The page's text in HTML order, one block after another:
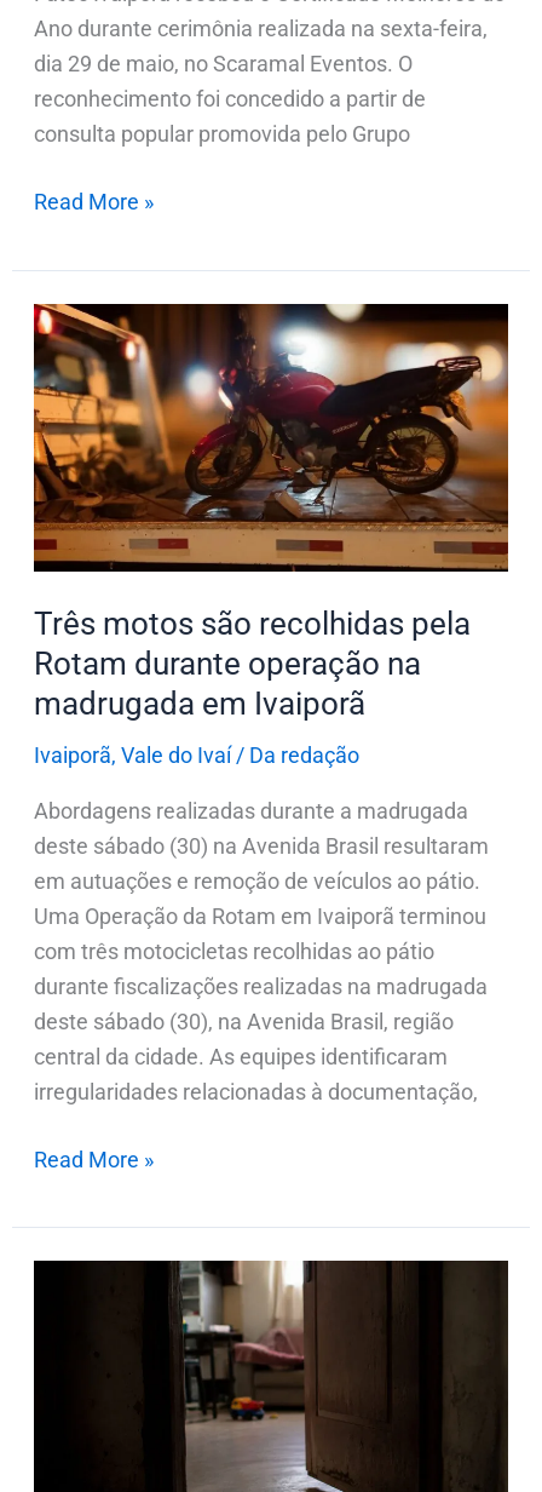
Ano durante cerimônia realizada na sexta-feira,
dia 29 de maio, no Scaramal Eventos. O
reconhecimento foi concedido a partir de
consulta popular promovida pelo Grupo
Read More »
Três motos são recolhidas pela
Rotam durante operação na
madrugada em Ivaiporã
Ivaiporã, Vale do Ivaí/ Da redação
Abordagens realizadas durante a madrugada
deste sábado (30) na Avenida Brasil resultaram
em autuações e remoção de veículos ao pátio.
Uma Operação da Rotam em Ivaiporã terminou
com três motocicletas recolhidas ao pátio
durante fiscalizações realizadas na madrugada
deste sábado (30), na Avenida Brasil, região
central da cidade. As equipes identificaram
irregularidades relacionadas à documentação,
Três
motos
são
recolhidas
pela
Rotam
durante
operação
madrugada
em
Ivaiporã
Read More »